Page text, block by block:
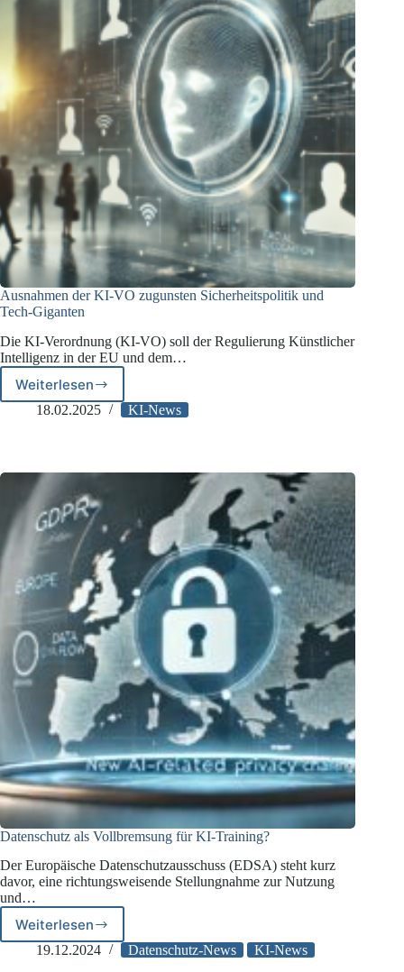
Ausnahmen der KI-VO zugunsten Sicherheitspolitik und
Tech-Giganten
Die KI-Verordnung (KI-VO) soll der Regulierung Künstlicher
Intelligenz in der EU und dem…
WeiterlesenAusnahmen
der
Sicherheitspolitik
und
Tech-
Giganten
18.02.2025 KI-News
Datenschutz als Vollbremsung für KI-Training?
Der Europäische Datenschutzausschuss (EDSA) steht kurz
davor, eine richtungsweisende Stellungnahme zur Nutzung
und…
WeiterlesenDatenschutz
als
19.12.2024 Datenschutz-News KI-News